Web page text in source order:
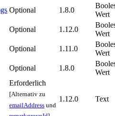
Optional 1.8.0
Wert
Optional 1.12.0
Wert
Optional 1.11.0
Wert
Optional 1.8.0
Wert
Erforderlich
[Alternativ zu
emailAddress und
1.12.0 Text